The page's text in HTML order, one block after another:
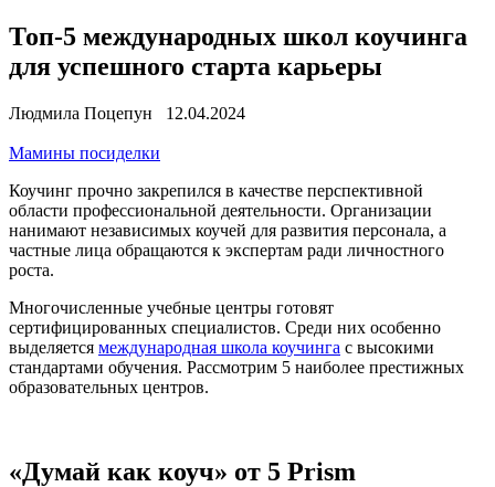
Топ-5 международных школ коучинга
для успешного старта карьеры
Людмила Поцепун 12.04.2024
Мамины посиделки
Коучинг прочно закрепился в качестве перспективной
области профессиональной деятельности. Организации
нанимают независимых коучей для развития персонала, а
частные лица обращаются к экспертам ради личностного
роста.
Многочисленные учебные центры готовят
сертифицированных специалистов. Среди них особенно
выделяется международная школа коучинга с высокими
стандартами обучения. Рассмотрим 5 наиболее престижных
образовательных центров.
«Думай как коуч» от 5 Prism